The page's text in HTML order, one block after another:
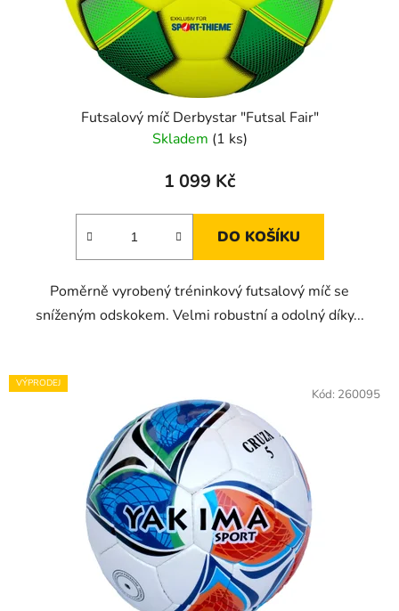
Futsalový míč Derbystar "Futsal Fair"
Skladem (1 ks)
1 099 Kč
DO KOŠÍKU
Poměrně vyrobený tréninkový futsalový míč se
sníženým odskokem. Velmi robustní a odolný díky...
VÝPRODEJ
Kód: 260095